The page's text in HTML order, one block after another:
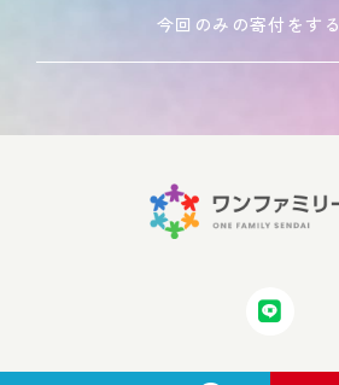
今回のみの寄付をする